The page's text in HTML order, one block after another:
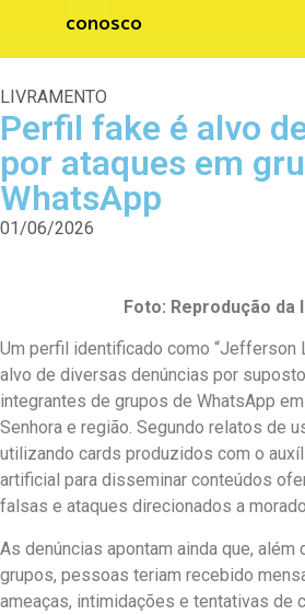
conosco
LIVRAMENTO
Perfil fake é alvo
por ataques em
WhatsApp
01/06/2026
Foto: Reprodução da
Um perfil identificado como “Jefferson
alvo de diversas denúncias por
integrantes de grupos de WhatsApp
Senhora e região. Segundo relatos de
utilizando cards produzidos com o
artificial para disseminar conteúdos
falsas e ataques direcionados a
As denúncias apontam ainda que,
grupos, pessoas teriam recebido
ameaças, intimidações e tentativas de